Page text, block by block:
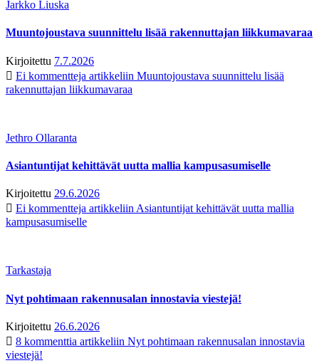
Jarkko Liuska
Muuntojoustava suunnittelu lisää rakennuttajan liikkumavaraa
Kirjoitettu 7.7.2026
Ei kommentteja artikkeliin Muuntojoustava suunnittelu lisää
rakennuttajan liikkumavaraa
Jethro Ollaranta
Asiantuntijat kehittävät uutta mallia kampusasumiselle
Kirjoitettu 29.6.2026
Ei kommentteja artikkeliin Asiantuntijat kehittävät uutta mallia
kampusasumiselle
Tarkastaja
Nyt pohtimaan rakennusalan innostavia viestejä!
Kirjoitettu 26.6.2026
8 kommenttia artikkeliin Nyt pohtimaan rakennusalan innostavia
viestejä!